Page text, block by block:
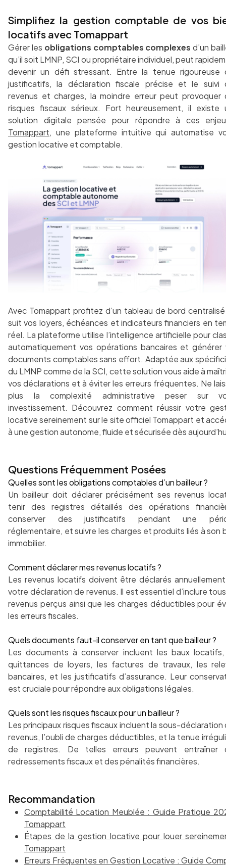
Simplifiez la gestion comptable de vos
locatifs avec Tomappart
Gérer les obligations comptables complexes d’un
qu’il soit LMNP, SCI ou propriétaire individuel, peut
devenir un défi stressant. Entre la tenue rigoureuse
justificatifs, la déclaration fiscale précise et le suivi
revenus et charges, la moindre erreur peut provoquer
risques fiscaux sérieux. Fort heureusement, il existe
solution digitale pensée pour répondre à ces
Tomappart, une plateforme intuitive qui automatise
gestion locative et comptable.
Avec Tomappart profitez d’un tableau de bord
suit vos loyers, échéances et indicateurs financiers en
réel. La plateforme utilise l’intelligence artificielle pour
automatiquement vos opérations bancaires et générer
documents comptables sans effort. Adaptée aux
du LMNP comme de la SCI, cette solution vous aide à
vos déclarations et à éviter les erreurs fréquentes. Ne
plus la complexité administrative peser sur
investissement. Découvrez comment réussir votre
locative sereinement sur le site officiel Tomappart et
à une gestion autonome, fluide et sécurisée dès
Questions Fréquemment Posées
Quelles sont les obligations comptables d’un bailleur ?
Un bailleur doit déclarer précisément ses revenus
tenir des registres détaillés des opérations
conserver des justificatifs pendant une
réglementaire, et suivre les charges et produits liés à son
immobilier.
Comment déclarer mes revenus locatifs ?
Les revenus locatifs doivent être déclarés
votre déclaration de revenus. Il est essentiel d’inclure
revenus perçus ainsi que les charges déductibles pour
les erreurs fiscales.
Quels documents faut-il conserver en tant que bailleur ?
Les documents à conserver incluent les baux
quittances de loyers, les factures de travaux, les
bancaires, et les justificatifs d’assurance. Leur
est cruciale pour répondre aux obligations légales.
Quels sont les risques fiscaux pour un bailleur ?
Les principaux risques fiscaux incluent la sous-déclaration
revenus, l’oubli de charges déductibles, et la tenue
de registres. De telles erreurs peuvent entraîner
redressements fiscaux et des pénalités financières.
Recommandation
Comptabilité Location Meublée : Guide Pratique
Tomappart
Étapes de la gestion locative pour louer
Tomappart
Erreurs Fréquentes en Gestion Locative : Guide